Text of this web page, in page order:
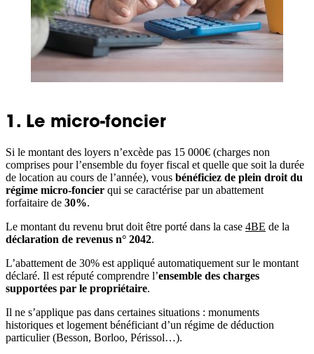
1. Le micro-foncier
Si le montant des loyers n’excède pas 15 000€ (charges non
comprises pour l’ensemble du foyer fiscal et quelle que soit la durée
de location au cours de l’année), vous bénéficiez de plein droit du
régime micro-foncier qui se caractérise par un abattement
forfaitaire de 30%.
Le montant du revenu brut doit être porté dans la case 4BE de la
déclaration de revenus n° 2042.
L’abattement de 30% est appliqué automatiquement sur le montant
déclaré. Il est réputé comprendre l’ensemble des charges
supportées par le propriétaire.
Il ne s’applique pas dans certaines situations : monuments
historiques et logement bénéficiant d’un régime de déduction
particulier (Besson, Borloo, Périssol…).